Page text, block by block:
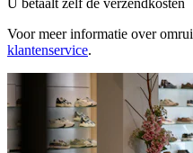
Voor meer informatie over
klantenservice.